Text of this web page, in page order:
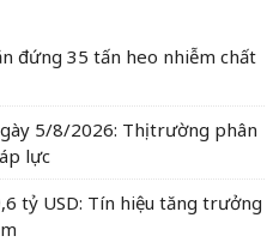
đứng 35 tấn heo nhiễm chất
5/8/2026: Thị trường phân
lực
tỷ USD: Tín hiệu tăng trưởng